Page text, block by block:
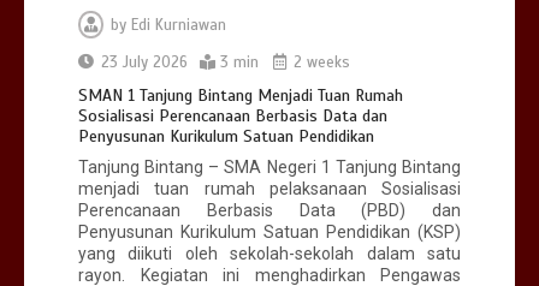
SMAN 1 Tanjung Bintang Menjadi Tuan
Rumah Sosialisasi Perencanaan
Berbasis Data dan Penyusunan
Kurikulum Satuan Pendidikan
0 3 min
by Edi Kurniawan
23 July 2026
3 min 2 weeks
SMAN 1 Tanjung Bintang Menjadi Tuan Rumah
Sosialisasi Perencanaan Berbasis Data dan
Penyusunan Kurikulum Satuan Pendidikan
Tanjung Bintang – SMA Negeri 1 Tanjung Bintang
menjadi tuan rumah pelaksanaan Sosialisasi
Perencanaan Berbasis Data (PBD) dan
Penyusunan Kurikulum Satuan Pendidikan (KSP)
yang diikuti oleh sekolah-sekolah dalam satu
rayon. Kegiatan ini menghadirkan Pengawas